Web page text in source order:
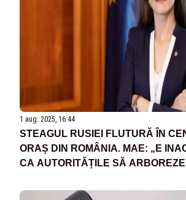
1 aug. 2025, 16:44
STEAGUL RUSIEI FLUTURĂ ÎN
ORAȘ DIN ROMÂNIA. MAE: „E
CA AUTORITĂȚILE SĂ